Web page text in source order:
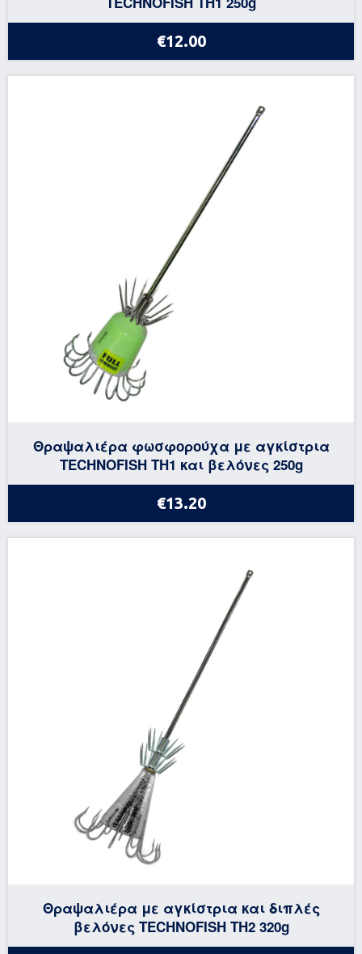
€12.00
Θραψαλιέρα φωσφορούχα με αγκίστρια
TECHNOFISH TH1 και βελόνες 250g
€13.20
Θραψαλιέρα με αγκίστρια και διπλές
βελόνες TECHNOFISH TH2 320g